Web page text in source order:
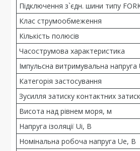
Підключення з`єдн. шини типу
Клас струмообмеження
Кількість полюсів
Часострумова характеристика
Імпульсна витримувальна
Категорія застосування
Зусилля затиску контактних
Висота над рівнем моря, м
Напруга ізоляції Ui, В
Номінальна робоча напруга Ue, В